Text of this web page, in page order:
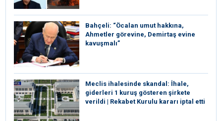
Bahçeli: “Öcalan umut hakkına,
Ahmetler görevine, Demirtaş evine
kavuşmalı”
Meclis ihalesinde skandal: İhale,
giderleri 1 kuruş gösteren şirkete
verildi | Rekabet Kurulu kararı iptal etti